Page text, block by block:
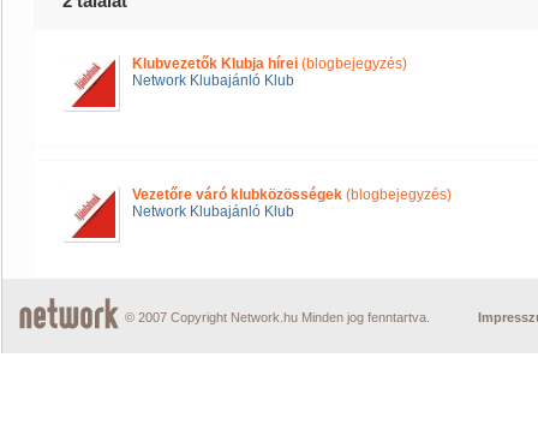
Klubvezetők Klubja hírei (blogbejegyzés)
Network Klubajánló Klub
Vezetőre váró klubközösségek (blogbejegyzés)
Network Klubajánló Klub
© 2007 Copyright Network.hu Minden jog fenntartva.